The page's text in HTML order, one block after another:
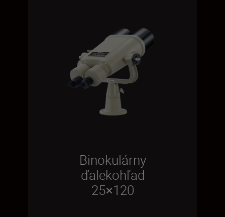
Binokulárny
ďalekohľad
25×120